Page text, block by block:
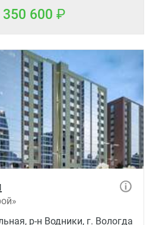
350 600
р-н Водники, г. Вологда